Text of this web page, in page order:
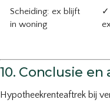
Scheiding: ex blijft
in woning
✓
10. Conclusie en
Hypotheekrenteaftrek bij